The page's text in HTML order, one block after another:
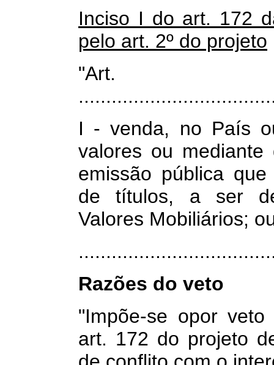
Inciso I do art. 172
pelo art. 2º do projeto
I - venda, no País
valores ou
emissão pública
de títulos, a ser
Valores Mobiliários;
Razões do veto
"Impõe-se opor
art. 172 do projeto